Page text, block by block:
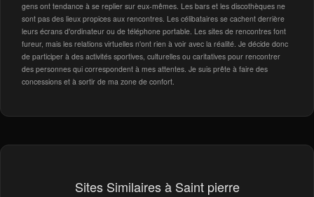
gens ont tendance à se replier sur eux-mêmes. Les bars et les discothèques ne
sont pas des lieux propices aux rencontres. Les célibataires se cachent derrière
leurs écrans d'ordinateur ou de téléphone portable. Les sites de rencontres font
fureur, mais les relations virtuelles n'ont rien à voir avec la réalité. Je décide donc
de participer à des activités sportives, culturelles ou caritatives pour rencontrer
des personnes qui correspondent à mes attentes. Je suis prête à faire des
concessions et à sortir de ma zone de confort.
Sites Similaires à Saint pierre